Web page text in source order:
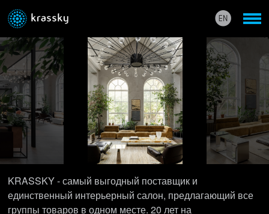
KRASSKY - самый выгодный поставщик и
единственный интерьерный салон, предлагающий все
группы товаров в одном месте. 20 лет на